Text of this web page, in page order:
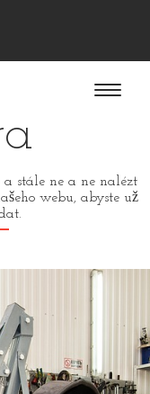
stále ne a ne nalézt
webu, abyste už